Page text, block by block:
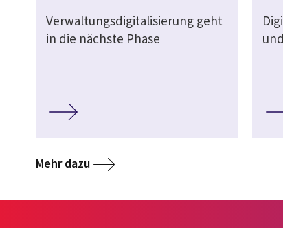
Verwaltungsdigitalisierung geht
in die nächste Phase
Mehr dazu